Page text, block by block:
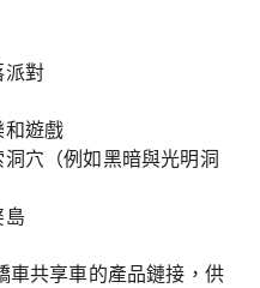
派對
遊戲
穴（例如黑暗與光明洞
島
車共享車的產品鏈接，供